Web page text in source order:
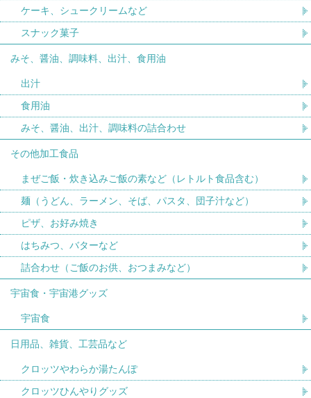
ケーキ、シュークリームなど
スナック菓子
みそ、醤油、調味料、出汁、食用油
出汁
食用油
みそ、醤油、出汁、調味料の詰合わせ
その他加工食品
まぜご飯・炊き込みご飯の素など（レトルト食品含む）
麺（うどん、ラーメン、そば、パスタ、団子汁など）
ピザ、お好み焼き
はちみつ、バターなど
詰合わせ（ご飯のお供、おつまみなど）
宇宙食・宇宙港グッズ
宇宙食
日用品、雑貨、工芸品など
クロッツやわらか湯たんぽ
クロッツひんやりグッズ